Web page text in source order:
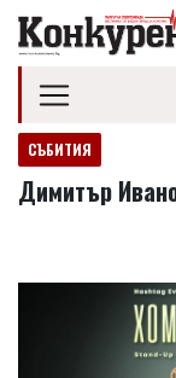
СЪБИТИЯ
Димитър